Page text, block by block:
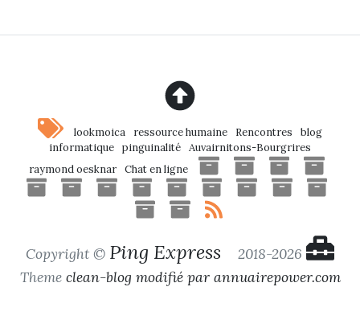
lookmoica ressource humaine Rencontres
blog
informatique pinguinalité Auvairnitons-Bourgrires
raymond oesknar
Chat en ligne
Copyright © Ping Express
2018-2026
Theme clean-blog modifié par annuairepower.com